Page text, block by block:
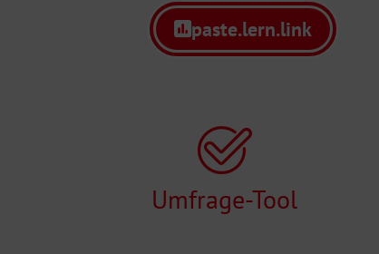
paste.lern.link
Umfrage-Tool